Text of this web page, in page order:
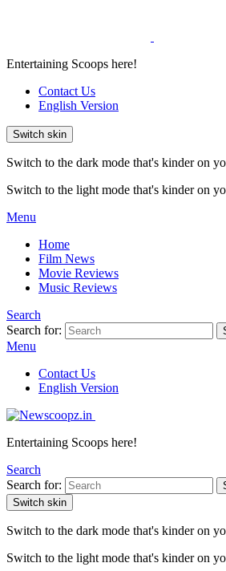
Entertaining Scoops here!
Contact Us
English Version
Switch skin
Switch to the dark mode that's kinder on
Switch to the light mode that's kinder on
Menu
Home
Film News
Movie Reviews
Music Reviews
Search
Search for:
Menu
Contact Us
English Version
Entertaining Scoops here!
Search
Search for:
Switch skin
Switch to the dark mode that's kinder on
Switch to the light mode that's kinder on